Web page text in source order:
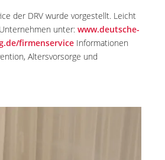
der DRV wurde vorgestellt. Leicht
unter: www.deutsche-
firmenservice Informationen
Altersvorsorge und